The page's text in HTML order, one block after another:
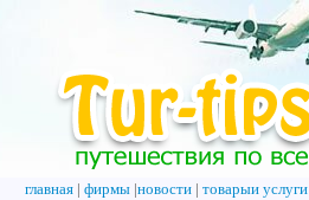
главная фирмы новости товарыи услуги